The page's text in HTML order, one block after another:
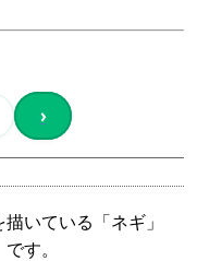
›
いている「ネギ」
す。